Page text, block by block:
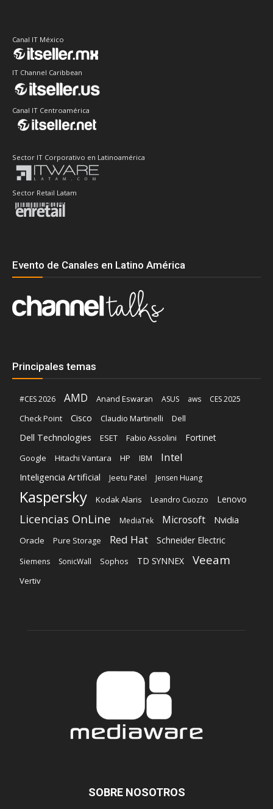
Canal IT México
IT Channel Caribbean
Canal IT Centroamérica
Sector IT Corporativo en Latinoamérica
Sector Retail Latam
Evento de Canales en Latino América
Principales temas
#CES 2026 AMD Anand Eswaran ASUS aws
CES 2025
Check Point
Cisco Claudio Martinelli Dell
Dell Technologies ESET Fabio Assolini Fortinet
Google Hitachi Vantara HP IBM Intel
Inteligencia Artificial Jeetu Patel Jensen Huang
Kaspersky Kodak Alaris Leandro Cuozzo Lenovo
Licencias OnLine MediaTek Microsoft Nvidia
Oracle Pure Storage Red Hat Schneider Electric
Siemens SonicWall Sophos TD SYNNEX Veeam
Vertiv
SOBRE NOSOTROS